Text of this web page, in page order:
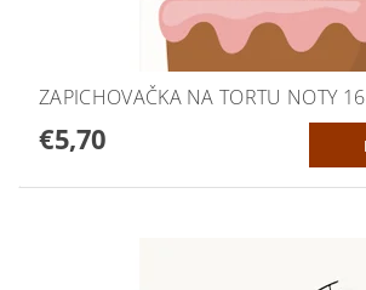
ZAPICHOVAČKA NA TORTU NOTY 16
€5,70